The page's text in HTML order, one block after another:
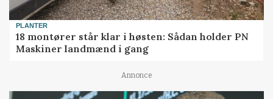
PLANTER
18 montører står klar i høsten: Sådan holder PN
Maskiner landmænd i gang
Annonce